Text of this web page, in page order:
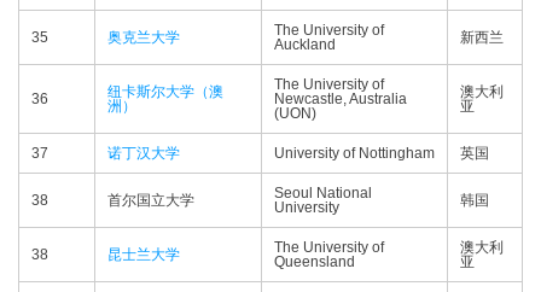
35 奥克兰大学
The University of
Auckland
新西兰
36
纽卡斯尔大学（澳
洲）
The University of
Newcastle, Australia
(UON)
澳大利
亚
37 诺丁汉大学 University of Nottingham 英国
38 首尔国立大学
Seoul National
University
韩国
38 昆士兰大学
The University of
Queensland
澳大利
亚